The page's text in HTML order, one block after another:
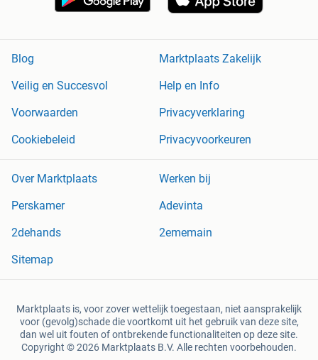
Blog
Marktplaats Zakelijk
Veilig en Succesvol
Help en Info
Voorwaarden
Privacyverklaring
Cookiebeleid
Privacyvoorkeuren
Over Marktplaats
Werken bij
Perskamer
Adevinta
2dehands
2ememain
Sitemap
Marktplaats is, voor zover wettelijk toegestaan, niet aansprakelijk
voor (gevolg)schade die voortkomt uit het gebruik van deze site,
dan wel uit fouten of ontbrekende functionaliteiten op deze site.
Copyright © 2026 Marktplaats B.V. Alle rechten voorbehouden.